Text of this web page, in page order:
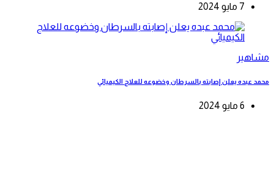
7 مايو 2024
مشاهير
محمد عبده يعلن إصابته بالسرطان وخضوعه للعلاج الكيميائي
6 مايو 2024